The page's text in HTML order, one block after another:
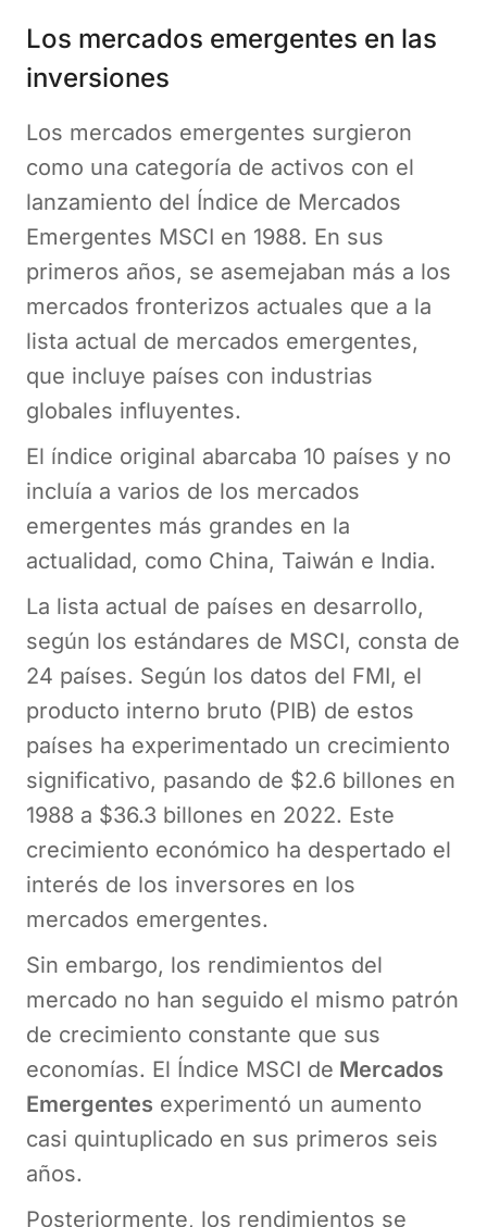
Los mercados emergentes en las
inversiones
Los mercados emergentes surgieron
como una categoría de activos con el
lanzamiento del Índice de Mercados
Emergentes MSCI en 1988. En sus
primeros años, se asemejaban más a los
mercados fronterizos actuales que a la
lista actual de mercados emergentes,
que incluye países con industrias
globales influyentes.
El índice original abarcaba 10 países y no
incluía a varios de los mercados
emergentes más grandes en la
actualidad, como China, Taiwán e India.
La lista actual de países en desarrollo,
según los estándares de MSCI, consta de
24 países. Según los datos del FMI, el
producto interno bruto (PIB) de estos
países ha experimentado un crecimiento
significativo, pasando de $2.6 billones en
1988 a $36.3 billones en 2022. Este
crecimiento económico ha despertado el
interés de los inversores en los
mercados emergentes.
Sin embargo, los rendimientos del
mercado no han seguido el mismo patrón
de crecimiento constante que sus
economías. El Índice MSCI de Mercados
Emergentes experimentó un aumento
casi quintuplicado en sus primeros seis
años.
Posteriormente, los rendimientos se